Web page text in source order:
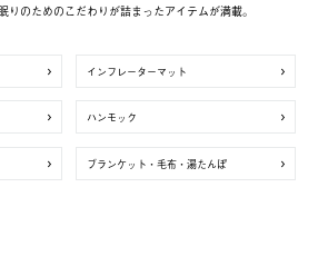
のためのこだわりが詰まったアイテムが満載。
インフレーターマット
ハンモック
ブランケット・毛布・湯たんぽ